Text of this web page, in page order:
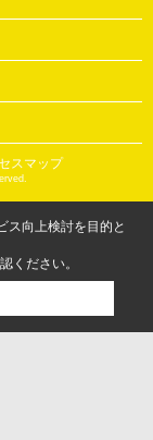
スマップ
ス向上検討を目的と
ください。